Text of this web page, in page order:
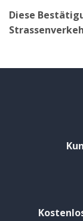
Diese